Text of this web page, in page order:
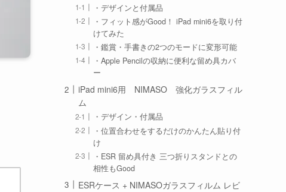
・デザインと付属品
・フィット感がGood！ iPad mini6を取り付
けてみた
・鑑賞・手書きの2つのモードに変形可能
・Apple Pencilの収納に便利な留め具カバ
ー
iPad mini6用 NIMASO 強化ガラスフィル
ム
・デザイン・付属品
・位置合わせをするだけのかんたん貼り付
け
・ESR 留め具付き 三つ折りスタンドとの
相性もGood
ESRケース + NIMASOガラスフィルム レビ